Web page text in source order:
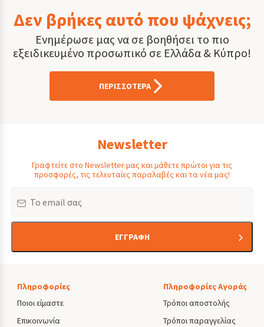
Δεν βρήκες αυτό που ψάχνεις;
Ενημέρωσε μας να σε βοηθήσει το πιο
εξειδικευμένο προσωπικό σε Ελλάδα & Κύπρο!
ΠΕΡΙΣΣΟΤΕΡΑ
Newsletter
Γραφτείτε στο Newsletter μας και μάθετε πρώτοι για τις
προσφορές, τις τελευταίες παραλαβές και τα νέα μας!
ΕΓΓΡΑΦΗ
Πληροφορίες
Ποιοι είμαστε
Επικοινωνία
Πληροφορίες Αγοράς
Τρόποι αποστολής
Τρόποι παραγγελίας